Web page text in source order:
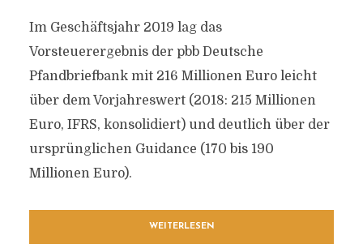
Im Geschäftsjahr 2019 lag das
Vorsteuerergebnis der pbb Deutsche
Pfandbriefbank mit 216 Millionen Euro leicht
über dem Vorjahreswert (2018: 215 Millionen
Euro, IFRS, konsolidiert) und deutlich über der
ursprünglichen Guidance (170 bis 190
Millionen Euro).
WEITERLESEN